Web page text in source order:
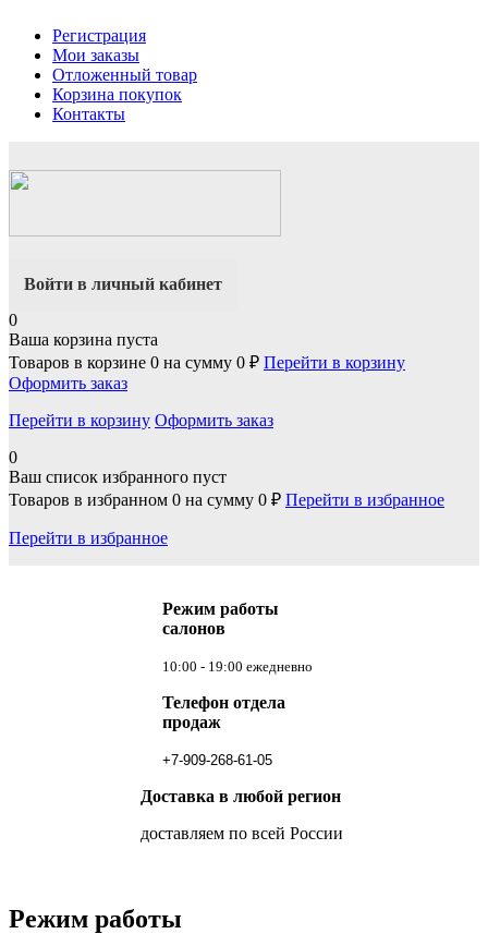
Регистрация
Мои заказы
Отложенный товар
Корзина покупок
Контакты
Войти в личный кабинет
0
Ваша корзина пуста
Товаров в корзине 0 на сумму 0 ₽ Перейти в корзину
Оформить заказ
Перейти в корзину Оформить заказ
0
Ваш список избранного пуст
Товаров в избранном 0 на сумму 0 ₽ Перейти в избранное
Перейти в избранное
Режим работы
салонов
10:00 - 19:00 ежедневно
Телефон отдела
продаж
+7-909-268-61-05
Доставка в любой регион
доставляем по всей России
Режим работы